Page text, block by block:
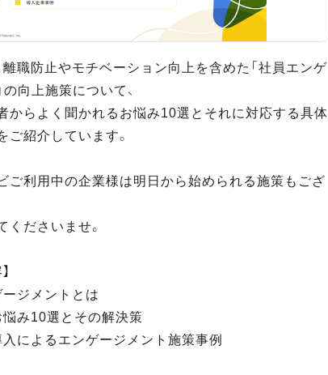
離職防止やモチベーション向上を含めた「社員エンゲ
向上施策について、
からよく聞かれるお悩み10選とそれに対応する具体
ご紹介しています。
ご利用中の企業様は明日から始められる施策もござ
くださいませ。
ージメントとは
悩み10選とその解決策
入によるエンゲージメント施策事例